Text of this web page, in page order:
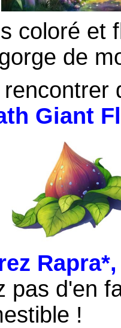
coloré et
de
Giant
pas d'en
!